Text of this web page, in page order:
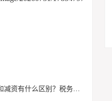
苏州公司增资和减资有什么区别？税务风险千万别忽视